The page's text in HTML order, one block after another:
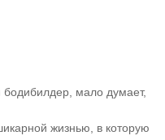
мало думает,
жизнью, в которую